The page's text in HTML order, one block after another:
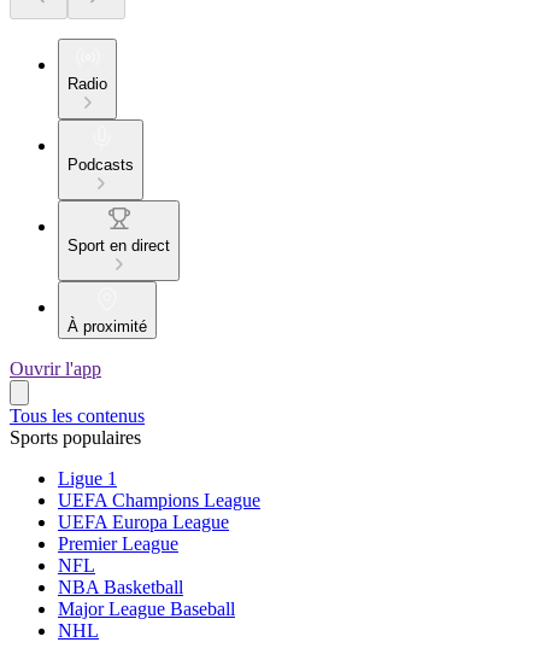
Radio
Podcasts
Sport en direct
À proximité
Ouvrir l'app
Tous les contenus
Sports populaires
Ligue 1
UEFA Champions League
UEFA Europa League
Premier League
NFL
NBA Basketball
Major League Baseball
NHL